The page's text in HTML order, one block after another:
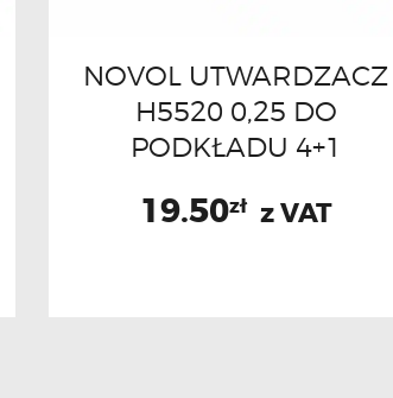
NOVOL UTWARDZACZ
H5520 0,25 DO
PODKŁADU 4+1
19.50zł z VAT